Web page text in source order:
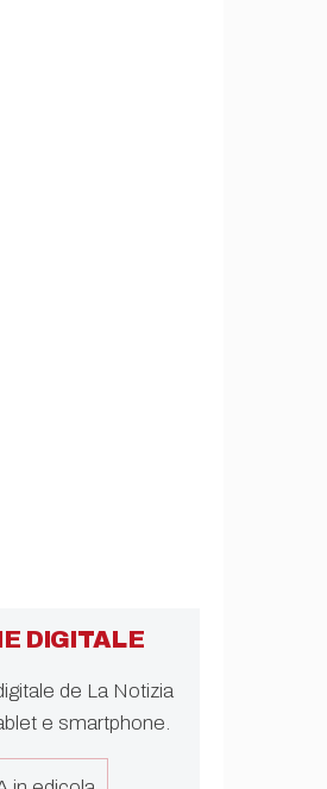
DIGITALE
de La Notizia
e smartphone.